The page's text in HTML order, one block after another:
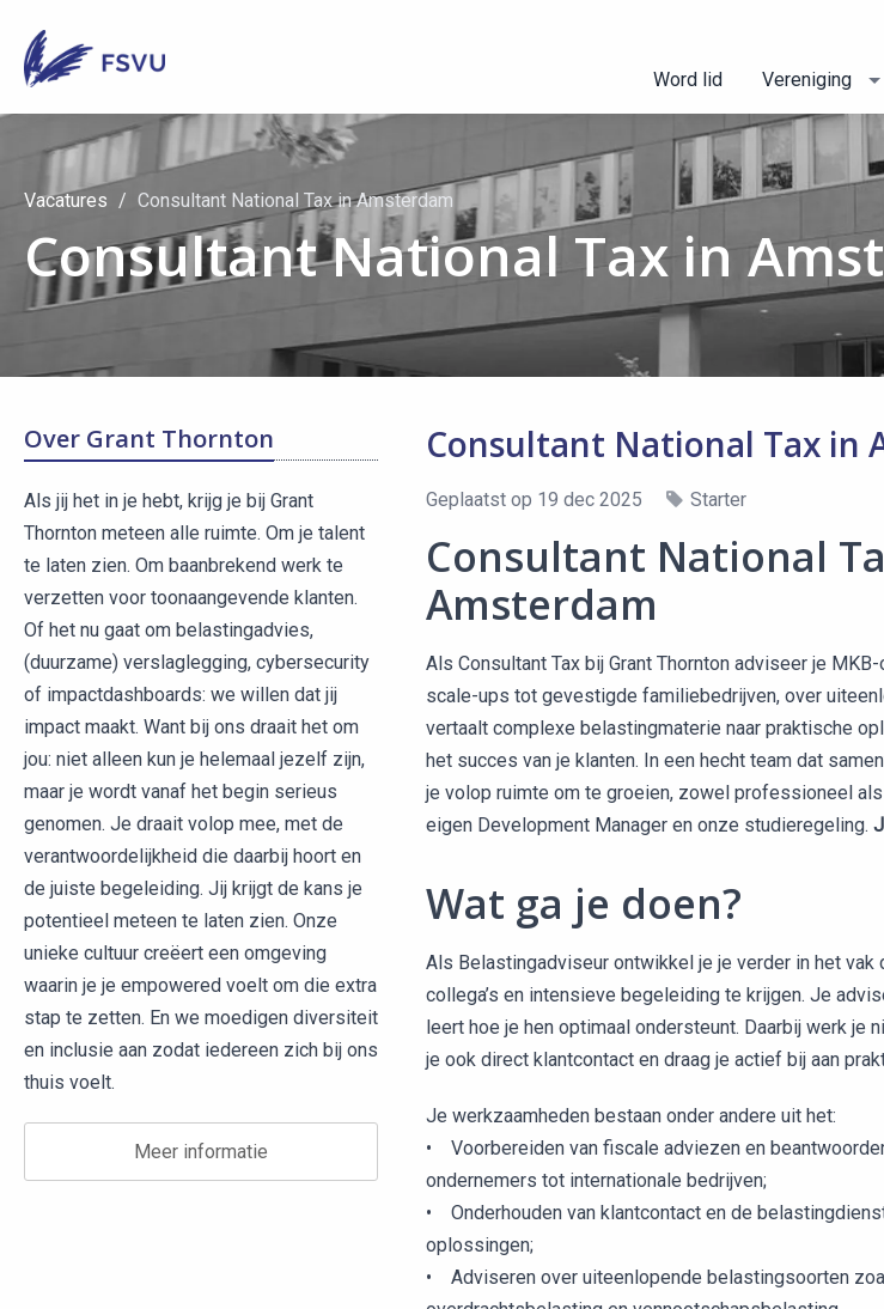
Word lid Vereniging
Vacatures Consultant National Tax in Amsterdam
Consultant National Tax in
Over Grant Thornton
Als jij het in je hebt, krijg je bij Grant
Thornton meteen alle ruimte. Om je talent
te laten zien. Om baanbrekend werk te
verzetten voor toonaangevende klanten.
Of het nu gaat om belastingadvies,
(duurzame) verslaglegging, cybersecurity
of impactdashboards: we willen dat jij
impact maakt. Want bij ons draait het om
jou: niet alleen kun je helemaal jezelf zijn,
maar je wordt vanaf het begin serieus
genomen. Je draait volop mee, met de
verantwoordelijkheid die daarbij hoort en
de juiste begeleiding. Jij krijgt de kans je
potentieel meteen te laten zien. Onze
unieke cultuur creëert een omgeving
waarin je je empowered voelt om die extra
stap te zetten. En we moedigen diversiteit
en inclusie aan zodat iedereen zich bij ons
thuis voelt.
Meer informatie
Consultant National Tax in
Geplaatst op 19 dec 2025 Starter
Consultant National
Amsterdam
Als Consultant Tax bij Grant Thornton adviseer je
scale-ups tot gevestigde familiebedrijven, over
vertaalt complexe belastingmaterie naar praktische
het succes van je klanten. In een hecht team dat
je volop ruimte om te groeien, zowel professioneel
eigen Development Manager en onze studieregeling.
Wat ga je doen?
Als Belastingadviseur ontwikkel je je verder in het vak
collega’s en intensieve begeleiding te krijgen. Je
leert hoe je hen optimaal ondersteunt. Daarbij werk je
je ook direct klantcontact en draag je actief bij aan
Je werkzaamheden bestaan onder andere uit het:
• Voorbereiden van fiscale adviezen en
ondernemers tot internationale bedrijven;
• Onderhouden van klantcontact en de
oplossingen;
• Adviseren over uiteenlopende belastingsoorten